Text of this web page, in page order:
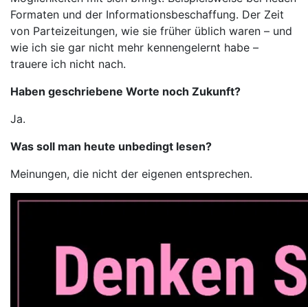
Formaten und der Informationsbeschaffung. Der Zeit
von Parteizeitungen, wie sie früher üblich waren – und
wie ich sie gar nicht mehr kennengelernt habe –
trauere ich nicht nach.
Haben geschriebene Worte noch Zukunft?
Ja.
Was soll man heute unbedingt lesen?
Meinungen, die nicht der eigenen entsprechen.